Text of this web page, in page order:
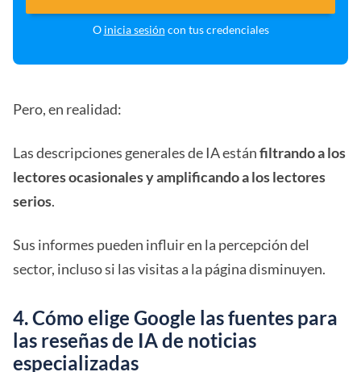
O inicia sesión con tus credenciales
Pero, en realidad:
Las descripciones generales de IA estánfiltrando a los
lectores ocasionales y amplificando a los lectores
serios.
Sus informes pueden influir en la percepción del
sector, incluso si las visitas a la página disminuyen.
4. Cómo elige Google las fuentes para
las reseñas de IA de noticias
especializadas